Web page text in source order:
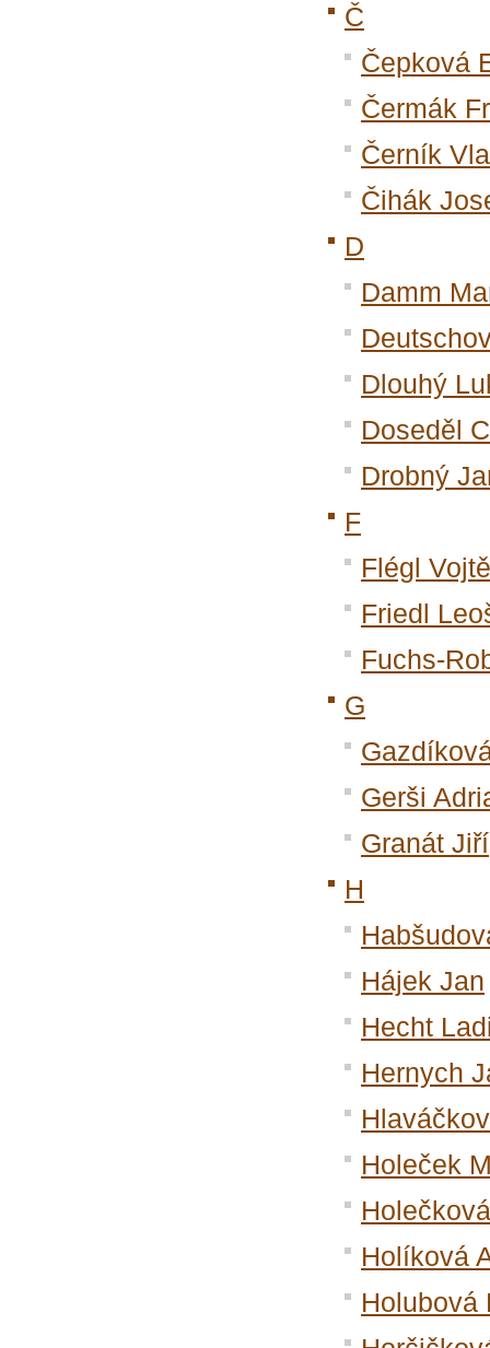
Č
Čepková
Čermák
Černík
Čihák
D
Damm
Dlouhý
Doseděl
Drobný
F
Flégl
Friedl
Fuchs-
G
Gerši
Granát Jiří
H
Hájek Jan
Hecht
Hernych
Holeček
Holíková
Holubová